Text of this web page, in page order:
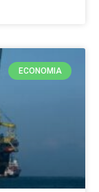
ECONOMIA